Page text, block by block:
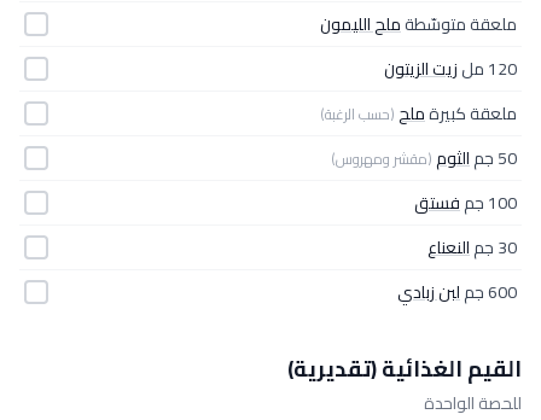
ملعقة متوسّطةملح الليمون
120 مل
زيت الزيتون
ملعقة كبيرةملح(حسب الرغبة)
50 جم الثوم(مقشر ومهروس)
100 جم
فستق
30 جم
النعناع
600 جم
لبن زبادي
القيم الغذائية (تقديرية)
للحصة الواحدة